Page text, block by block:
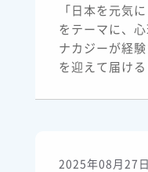
「日本を元気
をテーマに、
ナカジーが経
を迎えて届け
2025年08月27日